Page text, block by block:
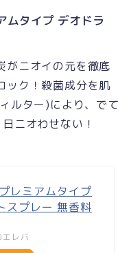
タイプ デオドラ
がニオイの元を徹底
ック！殺菌成分を肌
ルター)により、でて
ニオわせない！
レミアムタイプ
スプレー 無香料
エレバ